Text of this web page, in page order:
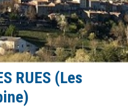
RUES (Les